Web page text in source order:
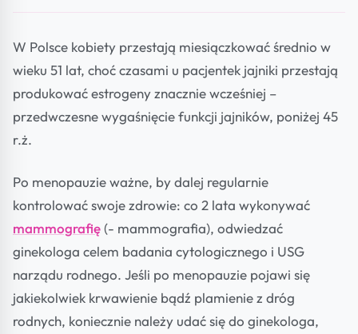
W Polsce kobiety przestają miesiączkować średnio w
wieku 51 lat, choć czasami u pacjentek jajniki przestają
produkować estrogeny znacznie wcześniej –
przedwczesne wygaśnięcie funkcji jajników, poniżej 45
r.ż.
Po menopauzie ważne, by dalej regularnie
kontrolować swoje zdrowie: co 2 lata wykonywać
mammografię(- mammografia), odwiedzać
ginekologa celem badania cytologicznego i USG
narządu rodnego. Jeśli po menopauzie pojawi się
jakiekolwiek krwawienie bądź plamienie z dróg
rodnych, koniecznie należy udać się do ginekologa,